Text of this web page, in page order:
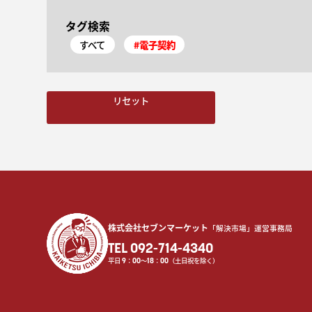
タグ検索
すべて #電子契約
リセット
株式会社セブンマーケット 「解決市場」運営事務局
TEL 092-714-4340
平日 9： 00〜18： 00（土日祝を除く）